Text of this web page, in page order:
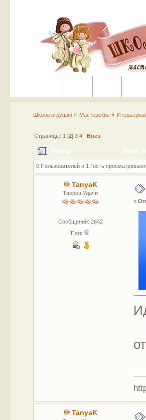
Школа игрушки» Мастерские »
Страницы: 1 [2] 3 4 Вниз
Автор Тема:
0 Пользователей и 1 Гость
TanyaK
Творец Удачи
Сообщений: 2842
Пол:
«
TanyaK